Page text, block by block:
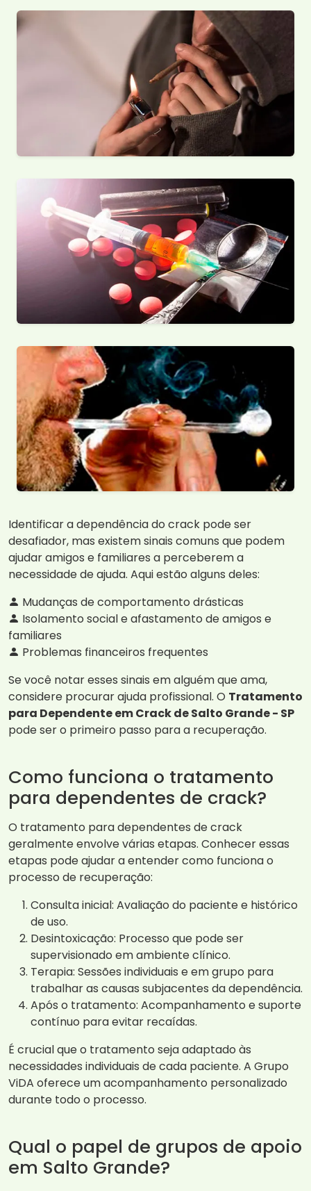
Identificar a dependência do crack pode ser
desafiador, mas existem sinais comuns que podem
ajudar amigos e familiares a perceberem a
necessidade de ajuda. Aqui estão alguns deles:
Mudanças de comportamento drásticas
Isolamento social e afastamento de amigos e
familiares
Problemas financeiros frequentes
Se você notar esses sinais em alguém que ama,
considere procurar ajuda profissional. O Tratamento
para Dependente em Crack de Salto Grande - SP
pode ser o primeiro passo para a recuperação.
Como funciona o tratamento
para dependentes de crack?
O tratamento para dependentes de crack
geralmente envolve várias etapas. Conhecer essas
etapas pode ajudar a entender como funciona o
processo de recuperação:
Consulta inicial: Avaliação do paciente e histórico
de uso.
Desintoxicação: Processo que pode ser
supervisionado em ambiente clínico.
Terapia: Sessões individuais e em grupo para
trabalhar as causas subjacentes da dependência.
Após o tratamento: Acompanhamento e suporte
contínuo para evitar recaídas.
É crucial que o tratamento seja adaptado às
necessidades individuais de cada paciente. A Grupo
ViDA oferece um acompanhamento personalizado
durante todo o processo.
Qual o papel de grupos de apoio
em Salto Grande?